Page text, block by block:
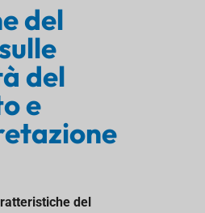
del
del
e
del